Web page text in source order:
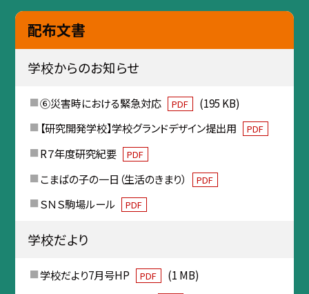
配布文書
学校からのお知らせ
⑥災害時における緊急対応 PDF
(195 KB)
【研究開発学校】学校グランドデザイン提出用
PDF
R７年度研究紀要 PDF
こまばの子の一日（生活のきまり） PDF
ＳＮＳ駒場ルール PDF
学校だより
学校だより7月号HP PDF
(1 MB)